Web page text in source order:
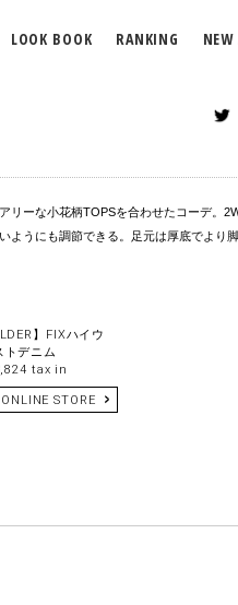
LOOK BOOK RANKING
リーな小花柄TOPSを合わせたコーデ。
ようにも調節できる。足元は厚底でより
】FIXハイウ
トデニム
tax in
ONLINE STORE